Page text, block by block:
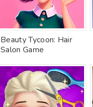
Beauty Tycoon: Hair
Salon Game